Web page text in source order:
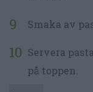
Smaka av
Servera
på toppen.